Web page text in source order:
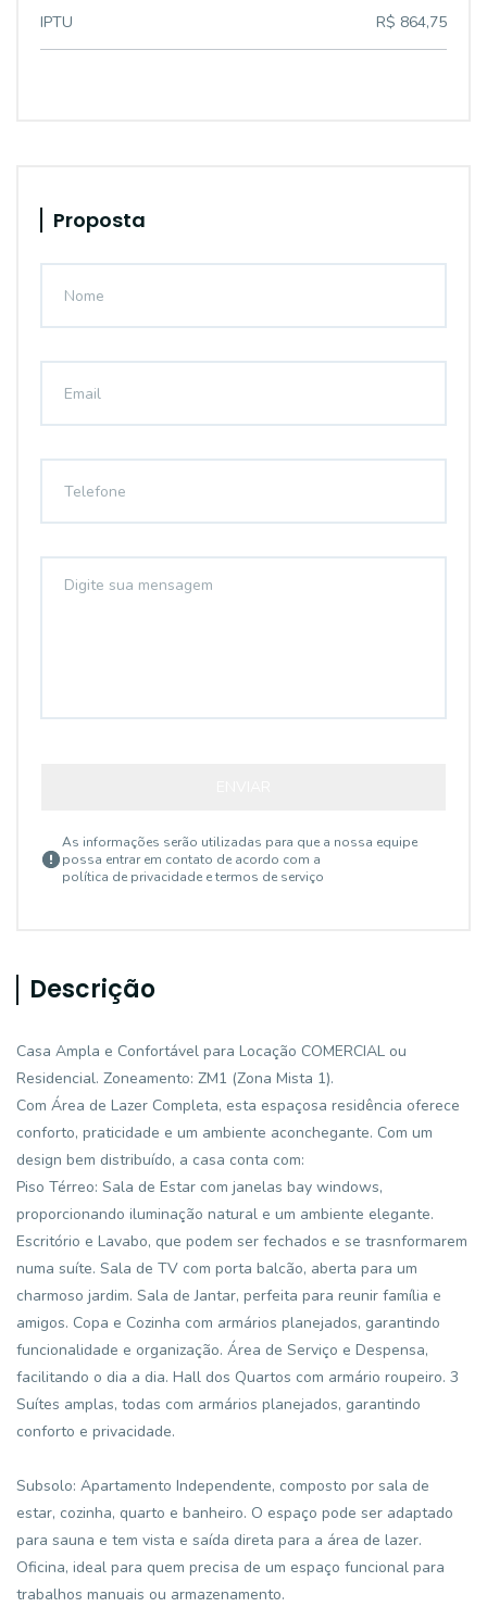
IPTU R$ 864,75
Proposta
As informações serão utilizadas para que a nossa equipe
possa entrar em contato de acordo com a
política de privacidade e termos de serviço
Descrição
Casa Ampla e Confortável para Locação COMERCIAL ou
Residencial. Zoneamento: ZM1 (Zona Mista 1).
Com Área de Lazer Completa, esta espaçosa residência oferece
conforto, praticidade e um ambiente aconchegante. Com um
design bem distribuído, a casa conta com:
Piso Térreo: Sala de Estar com janelas bay windows,
proporcionando iluminação natural e um ambiente elegante.
Escritório e Lavabo, que podem ser fechados e se trasnformarem
numa suíte. Sala de TV com porta balcão, aberta para um
charmoso jardim. Sala de Jantar, perfeita para reunir família e
amigos. Copa e Cozinha com armários planejados, garantindo
funcionalidade e organização. Área de Serviço e Despensa,
facilitando o dia a dia. Hall dos Quartos com armário roupeiro. 3
Suítes amplas, todas com armários planejados, garantindo
conforto e privacidade.
Subsolo: Apartamento Independente, composto por sala de
estar, cozinha, quarto e banheiro. O espaço pode ser adaptado
para sauna e tem vista e saída direta para a área de lazer.
Oficina, ideal para quem precisa de um espaço funcional para
trabalhos manuais ou armazenamento.